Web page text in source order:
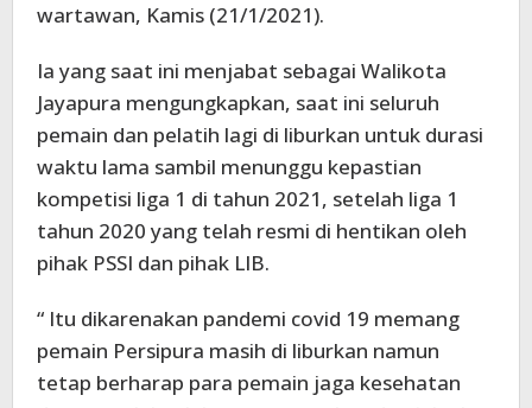
wartawan, Kamis (21/1/2021).
Ia yang saat ini menjabat sebagai Walikota
Jayapura mengungkapkan, saat ini seluruh
pemain dan pelatih lagi di liburkan untuk durasi
waktu lama sambil menunggu kepastian
kompetisi liga 1 di tahun 2021, setelah liga 1
tahun 2020 yang telah resmi di hentikan oleh
pihak PSSI dan pihak LIB.
“ Itu dikarenakan pandemi covid 19 memang
pemain Persipura masih di liburkan namun
tetap berharap para pemain jaga kesehatan